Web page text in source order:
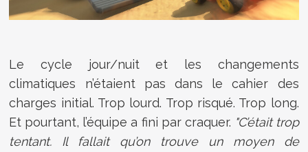
Le cycle jour/nuit et les changements
climatiques n’étaient pas dans le cahier des
charges initial. Trop lourd. Trop risqué. Trop long.
Et pourtant, l’équipe a fini par craquer. "C’était trop
tentant. Il fallait qu’on trouve un moyen de